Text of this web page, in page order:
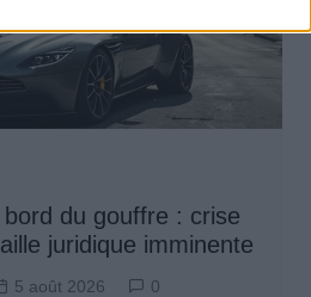
du gouffre : crise
juridique imminente
5 août 2026 0